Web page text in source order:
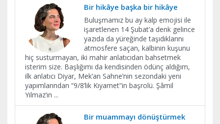
Bir hikâye başka bir hikâye
Buluşmamız bu ay kalp emojisi ile
işaretlenen 14 Şubat’a denk gelince
yazıda da yüreğinde taşıdıklarını
atmosfere saçan, kalbinin kuşunu
hiç susturmayan, iki mahir anlatıcıdan bahsetmek
isterim size. Başlığımı da kendisinden ödünç aldığım,
ilk anlatıcı Diyar, Mek’an Sahne’nin sezondaki yeni
yapımlarından “9/8’lik Kıyamet”in başrolü. Şâmil
Yılmaz’ın ...
Bir muammayı dönüştürmek